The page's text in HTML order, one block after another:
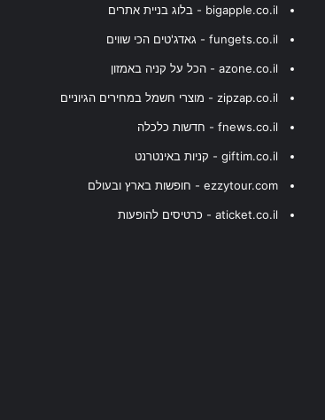
bigapple.co.il - בלוג בניית אתרים
fungets.co.il - גאדג'טים הכי שווים
azone.co.il - הכל על קניה באמזון
zipzap.co.il - מוצרי חשמל במחירים הגיוניים
fnews.co.il - חדשות כלכלה
giftim.co.il - קניות באינטרנט
ezzytour.com - חופשות בארץ ובעולם
aticket.co.il - כרטיסים להופעות